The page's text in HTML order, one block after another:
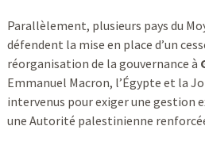
Parallèlement, plusieurs pays du
défendent la mise en place d’un
réorganisation de la gouvernance à
Emmanuel Macron, l’Égypte et la
intervenus pour exiger une gestion
une Autorité palestinienne